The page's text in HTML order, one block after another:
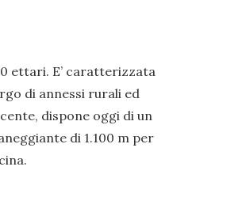
ettari. E’ caratterizzata
di annessi rurali ed
dispone oggi di un
di 1.100 m per